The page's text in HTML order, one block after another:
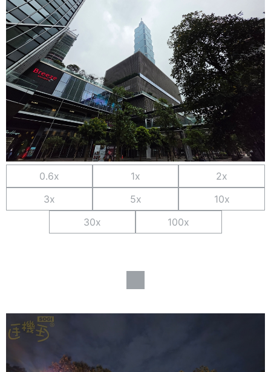
0.6x 1x
2x
3x
5x
10x
30x
100x